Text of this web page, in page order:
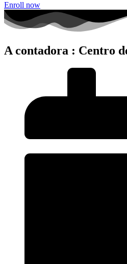
Enroll now
A contadora : Centro